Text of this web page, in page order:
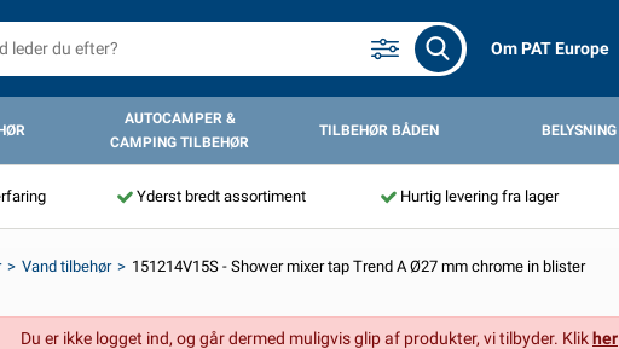
Om PAT Europe
AUTOCAMPER &
CAMPING TILBEHØR
TILBEHØR BÅDEN BELYSNING
Yderst bredt assortiment Hurtig levering fra lager
Vand tilbehør 151214V15S - Shower mixer tap Trend A Ø27 mm chrome in blister
Du er ikke logget ind, og går dermed muligvis glip af produkter, vi tilbyder. Klikher